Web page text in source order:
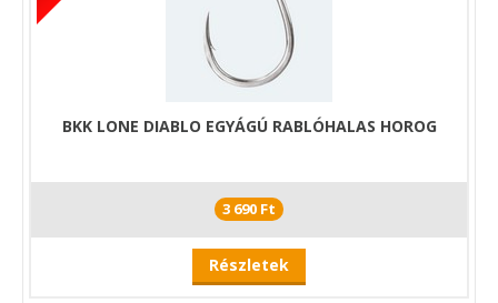
BKK LONE DIABLO EGYÁGÚ RABLÓHALAS HOROG
3 690 Ft
Részletek